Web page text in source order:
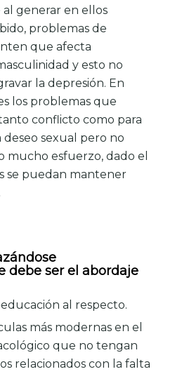
al generar en ellos
problemas de
que afecta
y esto no
la depresión. En
los problemas que
conflicto como para
deseo sexual pero no
mucho esfuerzo, dado el
se puedan mantener
debe ser el abordaje
al respecto.
más modernas en el
que no tengan
relacionados con la falta